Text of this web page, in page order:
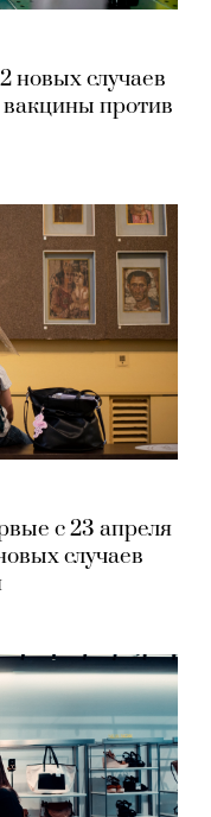
новых случаев
против
с 23 апреля
случаев